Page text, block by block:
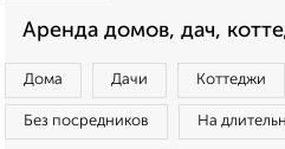
Аренда домов, дач,
Дома Дачи Коттеджи
Без посредников На